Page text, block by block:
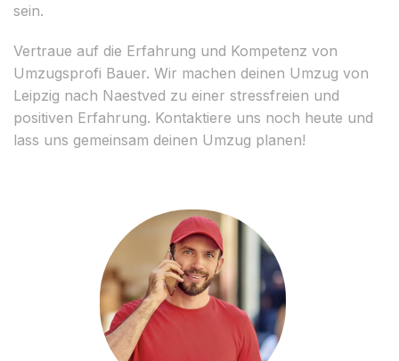
sein.
Vertraue auf die Erfahrung und Kompetenz von
Umzugsprofi Bauer. Wir machen deinen Umzug von
Leipzig nach Naestved zu einer stressfreien und
positiven Erfahrung. Kontaktiere uns noch heute und
lass uns gemeinsam deinen Umzug planen!